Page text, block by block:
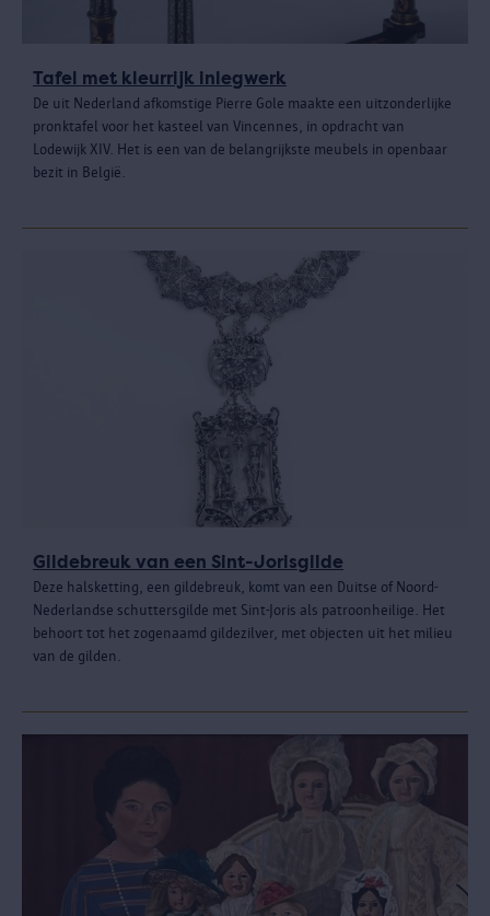
Tafel met kleurrijk inlegwerk
De uit Nederland afkomstige Pierre Gole maakte een uitzonderlijke
pronktafel voor het kasteel van Vincennes, in opdracht van
Lodewijk XIV. Het is een van de belangrijkste meubels in openbaar
bezit in België.
Gildebreuk van een Sint-Jorisgilde
Deze halsketting, een gildebreuk, komt van een Duitse of Noord-
Nederlandse schuttersgilde met Sint-Joris als patroonheilige. Het
behoort tot het zogenaamd gildezilver, met objecten uit het milieu
van de gilden.